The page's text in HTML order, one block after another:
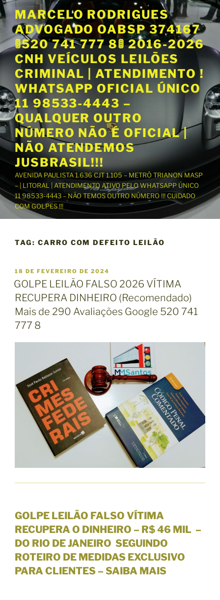
P
u
a
r
r
a
o
c
o
n
t
ú
d
MARCELO RODRIGUES
ADVOGADO OABSP 374167
🚦520 741 777 8🚦 2016-2026
CNH VEÍCULOS LEILÕES
CRIMINAL | ATENDIMENTO !
WHATSAPP OFICIAL ÚNICO
11 98533-4443 –
QUALQUER OUTRO
NÚMERO NÃO É OFICIAL |
NÃO ATENDEMOS
JUSBRASIL!!!
AVENIDA PAULISTA 1.636 CJT 1.105 – METRÔ TRIANON MASP
– | LITORAL | ATENDIMENTO ATIVO PELO WHATSAPP ÚNICO
11 98533-4443 – NÃO TEMOS OUTRO NÚMERO !!! CUIDADO
COM GOLPES !!!
TAG: CARRO COM DEFEITO LEILÃO
P
U
B
L
I
C
A
O
18 DE FEVEREIRO DE 2024
GOLPE LEILÃO FALSO 2026 VÍTIMA
RECUPERA DINHEIRO (Recomendado)
Mais de 290 Avaliações Google 520 741
777 8
GOLPE LEILÃO FALSO VÍTIMA
RECUPERA O DINHEIRO – R$ 46 MIL –
DO RIO DE JANEIRO SEGUINDO
ROTEIRO DE MEDIDAS EXCLUSIVO
PARA CLIENTES – SAIBA MAIS